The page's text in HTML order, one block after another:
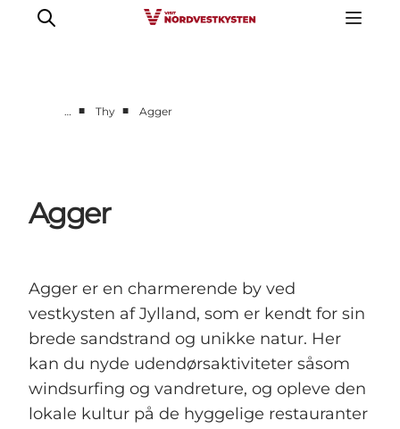
Handicapvenlig ferie
Events
Planlæg din ferie
… ■ Thy ■ Agger
Agger
Agger er en charmerende by ved
vestkysten af Jylland, som er kendt for sin
brede sandstrand og unikke natur. Her
kan du nyde udendørsaktiviteter såsom
windsurfing og vandreture, og opleve den
lokale kultur på de hyggelige restauranter